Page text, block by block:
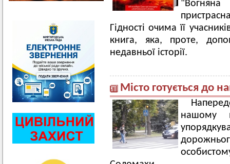
Гідності очима її
книга, яка, проте,
недавньої історії.
Місто готується до
нашому